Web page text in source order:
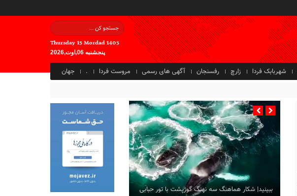
Thursday 15 Mordad 1405
پنجشنبه 06,اوت,2026
شهربابک فردا زارچ رفسنجان آگهی های رسمی مروست فردا . جهان
ببینید| شکار هماهنگ سه نهنگ گوژپشت با تور حبابی